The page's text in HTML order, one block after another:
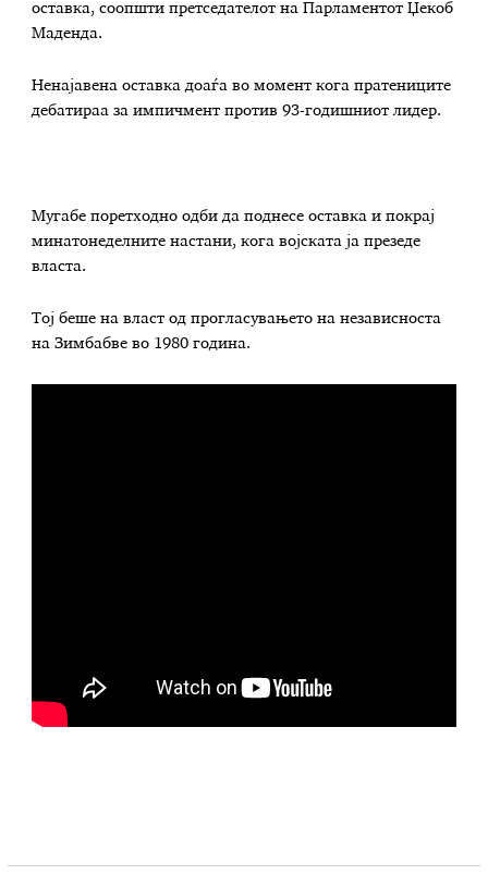
оставка, соопшти претседателот на Парламентот Џекоб
Маденда.
Ненајавена оставка доаѓа во момент кога пратениците
дебатираа за импичмент против 93-годишниот лидер.
Мугабе поретходно одби да поднесе оставка и покрај
минатонеделните настани, кога војската ја презеде
власта.
Тој беше на власт од прогласувањето на независноста
на Зимбабве во 1980 година.